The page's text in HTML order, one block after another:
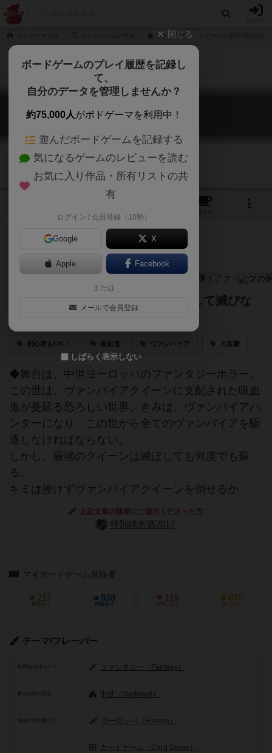
ヴァンパイア・クイーンの通販/商品詳細
ヴァンパイアクイーン
Vampire Queen
カフェ
最強のヴァンパイアクイーンは決して滅びな
初心者もOK！ 吸血鬼 ヴァンパイア 大富豪
◆舞台は、中世ヨーロッパのファンタジーホラー。
この世は、ヴァンパイアクイーンに支配された吸血
鬼が蔓延る恐ろしい世界。きみは、ヴァンパイアハ
ンターになり、この世から全てのヴァンパイアを駆
逐しなければならない。
しかし、最強のクイーンは滅ぼしても何度でも蘇
る。
キミは挫けずヴァンパイアクイーンを倒せるか
上記文章の執筆にご協力くださった方
特別純米酒2017
マイボードゲーム登録者
217
興味あり
938
経験あり
119
お気に入り
670
持ってる
テーマ/フレーバー
世界観/基本テーマ ファンタジー（Fantasy）
舞台の時代背景 中世（Medieval）
地域や文化圏など ヨーロッパ（Europe）
カードゲーム（Card Game）
閉じる
ボードゲームのプレイ履歴を記録し
て、
自分のデータを管理しませんか？
約75,000人がボドゲーマを利用中！
遊んだボードゲームを記録する
気になるゲームのレビューを読む
お気に入り作品・所有リストの共
有
ログイン / 会員登録（10秒）
Google X
Apple Facebook
または
メールで会員登録
しばらく表示しない